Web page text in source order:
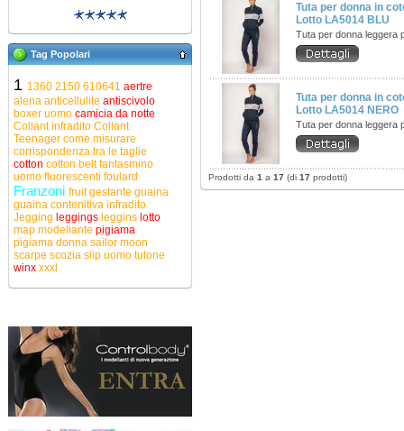
Tag Popolari
1 1360 2150 610641 aertre
alena anticellulite antiscivolo
boxer uomo camicia da notte
Collant infradito Collant
Teenager come misurare
corrispondenza tra le taglie
cotton cotton beltfantasmino
uomo fluorescenti foulard
Franzoni fruitgestante guaina
guaina contenitiva infradito
Jegging leggings leggins lotto
map modellante pigiama
pigiama donna sailor moon
scarpe scozia slip uomo tutone
winx xxxl
Tuta per donna in
Lotto LA5014 BLU
Tuta per donna leggera
Tuta per donna in
Lotto LA5014 NERO
Tuta per donna leggera
Prodotti da 1 a 17 (di 17 prodotti)